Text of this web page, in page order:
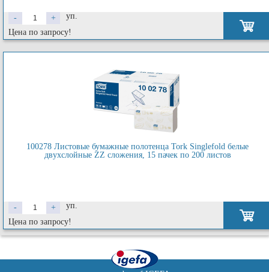
- +
уп.
Цена по запросу!
100278 Листовые бумажные полотенца Tork Singlefold белые
двухслойные ZZ сложения, 15 пачек по 200 листов
- +
уп.
Цена по запросу!